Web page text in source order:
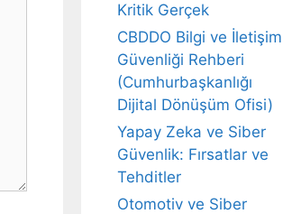
Kritik Gerçek
CBDDO Bilgi ve İletişim
Güvenliği Rehberi
(Cumhurbaşkanlığı
Dijital Dönüşüm Ofisi)
Yapay Zeka ve Siber
Güvenlik: Fırsatlar ve
Tehditler
Otomotiv ve Siber